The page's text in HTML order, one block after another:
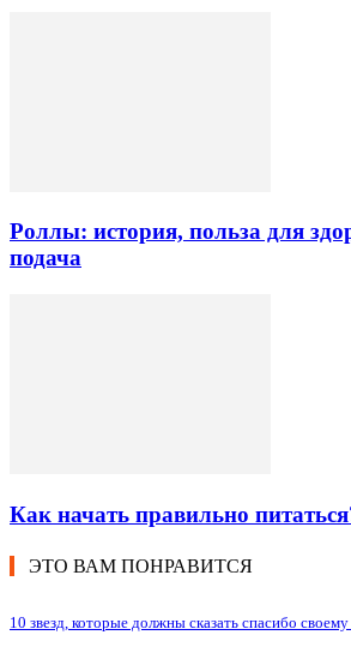
Роллы: история, польза для
подача
Как начать правильно
ЭТО ВАМ ПОНРАВИТСЯ
10 звезд, которые должны сказать спасибо